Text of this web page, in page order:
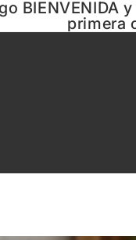
BIENVENIDA
primera